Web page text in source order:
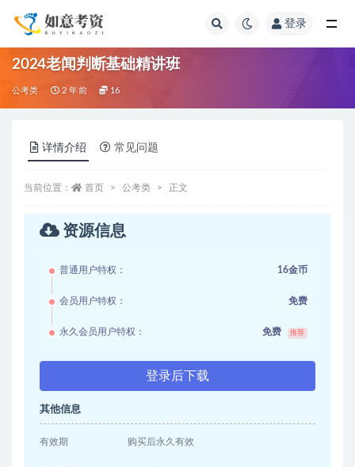
登录
2024老闻判断基础精讲班
公考类 2 年前 16
详情介绍 常见问题
当前位置： 首页 公考类 正文
资源信息
普通用户特权： 16金币
会员用户特权： 免费
永久会员用户特权： 免费 推荐
登录后下载
其他信息
有效期 购买后永久有效